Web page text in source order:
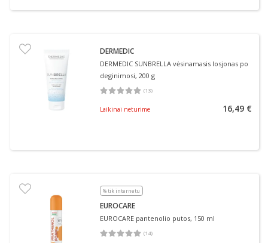
DERMEDIC
DERMEDIC SUNBRELLA vėsinamasis losjonas po
deginimosi, 200 g
(13)
Vidutinis įvertinimas 5.00
Laikinai neturime 16,49 €
% tik internetu
EUROCARE
EUROCARE pantenolio putos, 150 ml
(14)
Vidutinis įvertinimas 5.00